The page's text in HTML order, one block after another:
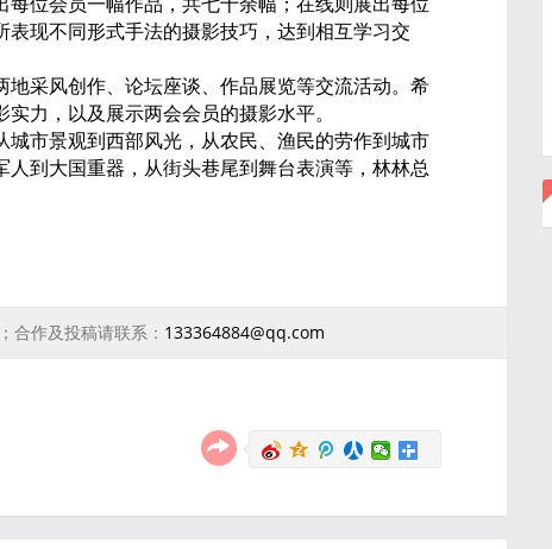
现不同形式手法的摄影技巧，达到相互学习交
采风创作、论坛座谈、作品展览等交流活动。希
力，以及展示两会会员的摄影水平。
市景观到西部风光，从农民、渔民的劳作到城市
到大国重器，从街头巷尾到舞台表演等，林林总
；合作及投稿请联系： 133364884@qq.com